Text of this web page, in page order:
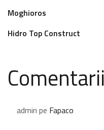
Moghioros
Hidro Top Construct
admin pe Fapaco